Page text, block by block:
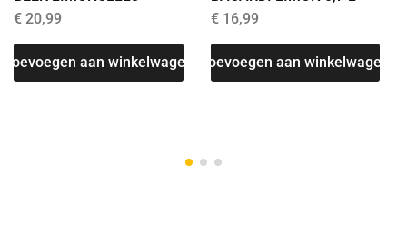
€ 20,99
Toevoegen aan winkelwagen
€16,99
Toevoegen aan winkelwagen